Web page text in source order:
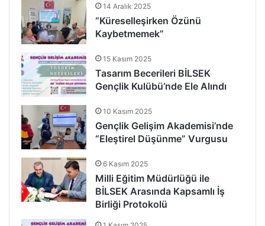
14 Aralık 2025
“Küreselleşirken Özünü
Kaybetmemek”
15 Kasım 2025
Tasarım Becerileri BİLSEK
Gençlik Kulübü’nde Ele Alındı
10 Kasım 2025
Gençlik Gelişim Akademisi’nde
“Eleştirel Düşünme” Vurgusu
6 Kasım 2025
Milli Eğitim Müdürlüğü ile
BİLSEK Arasında Kapsamlı İş
Birliği Protokolü